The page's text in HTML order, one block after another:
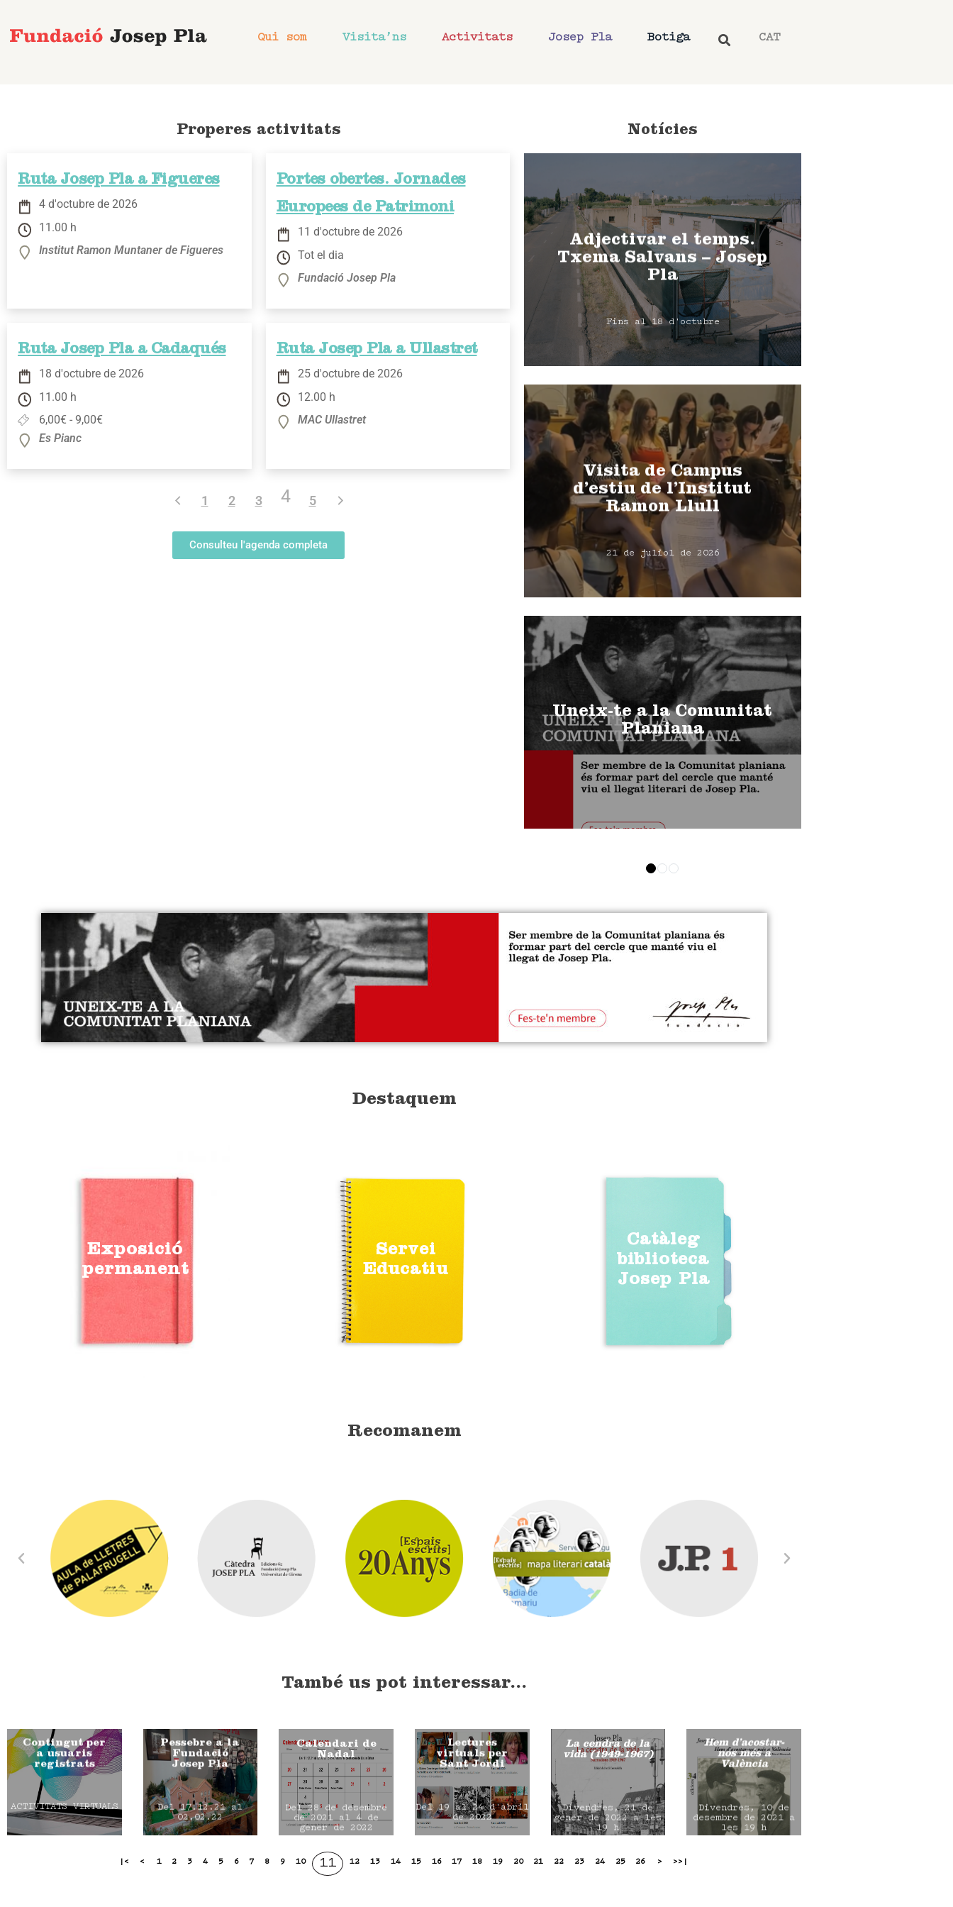
Qui som Visita’ns Activitats Josep Pla Botiga CAT
Properes activitats
Ruta Josep Pla a Figueres
4 d'octubre de 2026
11.00 h
Institut Ramon Muntaner de Figueres
Portes obertes. Jornades
Europees de Patrimoni
11 d'octubre de 2026
Tot el dia
Fundació Josep Pla
Ruta Josep Pla a Cadaqués
18 d'octubre de 2026
11.00 h
6,00€ - 9,00€
Es Pianc
Ruta Josep Pla a Ullastret
25 d'octubre de 2026
12.00 h
MAC Ullastret
1 2 3 4 5
Consulteu l'agenda completa
Notícies
Adjectivar el temps.
Txema Salvans – Josep
Pla
Fins al 18 d'octubre
Visita de Campus
d’estiu de l’Institut
Ramon Llull
21 de juliol de 2026
Uneix-te a la Comunitat
Planiana
Destaquem
Exposició
permanent
Servei
Educatiu
Catàleg
biblioteca
Josep Pla
Recomanem
També us pot interessar...
Contingut per
a usuaris
registrats
ACTIVITATS VIRTUALS
Pessebre a la
Fundació
Josep Pla
Del 17.12.21 al
02.02.22
Calendari de
Nadal
Del 28 de desembre
de 2021 al 4 de
gener de 2022
Lectures
virtuals per
Sant Jordi
Del 19 al 24 d'abril
de 2022
La cendra de la
vida (1949-1967)
Divendres, 21 de
gener de 2022 a les
19 h
Hem d’acostar-
nos més a
València
Divendres, 10 de
desembre de 2021 a
les 19 h
|< < 1 2 3 4 5 6 7 8 9 10 11 12 13 14 15 16 17 18 19 20 21 22 23 24 25 26 > >>|